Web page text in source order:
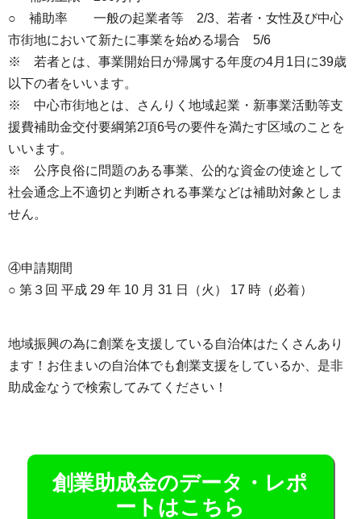
○ 補助率 一般の起業者等 2/3、若者・女性及び中心
市街地において新たに事業を始める場合 5/6
※ 若者とは、事業開始日が帰属する年度の4月1日に39歳
以下の者をいいます。
※ 中心市街地とは、さんりく地域起業・新事業活動等支
援費補助金交付要綱第2項6号の要件を満たす区域のことを
いいます。
※ 公序良俗に問題のある事業、公的な資金の使途として
社会通念上不適切と判断される事業などは補助対象としま
せん。
④申請期間
○ 第３回 平成 29 年 10 月 31 日（火） 17 時（必着）
地域振興の為に創業を支援している自治体はたくさんあり
ます！お住まいの自治体でも創業支援をしているか、是非
助成金なうで検索してみてください！
創業助成金のデータ・レポ
ートはこちら